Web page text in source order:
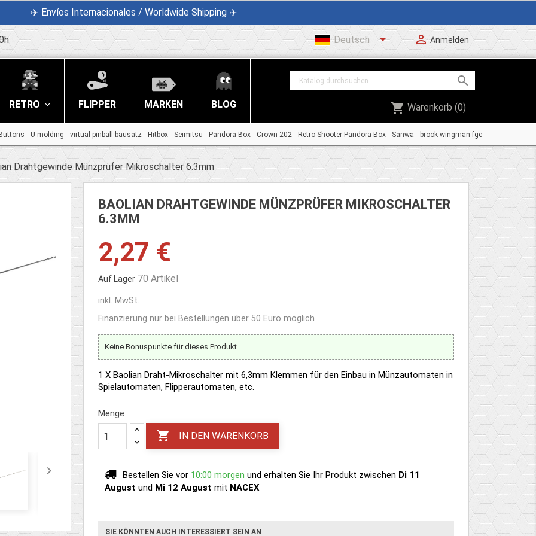
✈️ Envíos Internacionales / Worldwide Shipping ✈️
Deutsch  Anmelden
RETRO FLIPPER MARKEN BLOG

shopping_cart Warenkorb (0)
U molding virtual pinball bausatz Hitbox Seimitsu Pandora Box Crown 202 Retro Shooter Pandora Box Sanwa brook wingman fgc
Drahtgewinde Münzprüfer Mikroschalter 6.3mm

BAOLIAN DRAHTGEWINDE MÜNZPRÜFER MIKROSCHALTER
6.3MM
2,27 €
Auf Lager 70 Artikel
inkl. MwSt.
Finanzierung nur bei Bestellungen über 50 Euro möglich
Keine Bonuspunkte für dieses Produkt.
1 X Baolian Draht-Mikroschalter mit 6,3mm Klemmen für den Einbau in Münzautomaten in
Spielautomaten, Flipperautomaten, etc.
Menge
 IN DEN WARENKORB
Bestellen Sie vor 10:00 morgen und erhalten Sie Ihr Produkt zwischen Di 11
August und Mi 12 August mit NACEX
SIE KÖNNTEN AUCH INTERESSIERT SEIN AN